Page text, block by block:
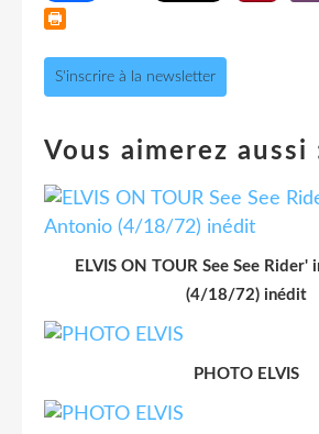
S'inscrire à la newsletter
Vous aimerez aussi
ELVIS ON TOUR See See Rider'
(4/18/72) inédit
PHOTO ELVIS